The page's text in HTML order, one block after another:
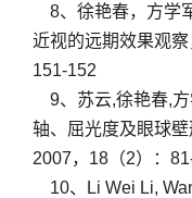
8、徐艳春，方学
近视的远期效果观察
151-152
9、苏云,徐艳春,方
轴、屈光度及眼球壁
2007，18（2）：81-
10、Li Wei Li,